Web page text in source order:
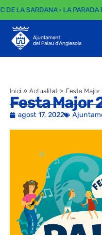
DE LA SARDANA · LA PARADA
Inici » Actualitat » Festa
Festa Major
agost 17, 2022